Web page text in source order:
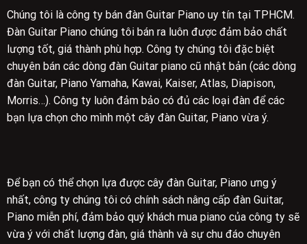
Chúng tôi là công ty bán đàn Guitar Piano uy tín tại TPHCM.
Đàn Guitar Piano chúng tôi bán ra luôn được đảm bảo chất
lượng tốt, giá thành phù hợp. Công ty chúng tôi đặc biệt
chuyên bán các dòng đàn Guitar piano cũ nhật bản (các dòng
đàn Guitar, Piano Yamaha, Kawai, Kaiser, Atlas, Diapison,
Morris…). Công ty luôn đảm bảo có đủ các loại đàn để các
bạn lựa chọn cho mình một cây đàn Guitar, Piano vừa ý.
Để bạn có thể chọn lựa được cây đàn Guitar, Piano ưng ý
nhất, công ty chúng tôi có chính sách nâng cấp đàn Guitar,
Piano miễn phí, đảm bảo quý khách mua piano của công ty sẽ
vừa ý với chất lượng đàn, giá thành và sự chu đáo chuyên